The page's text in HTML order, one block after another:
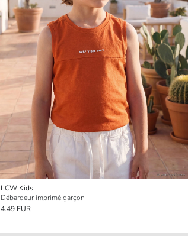
LCW Kids
Débardeur imprimé garçon
4.49 EUR